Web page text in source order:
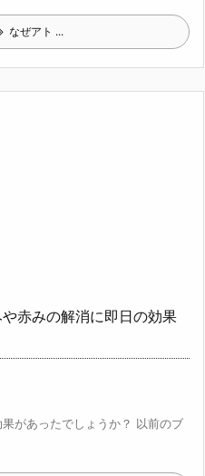
なぜアト ...
赤みの解消に即日の効果
があったでしょうか？ 以前のブ